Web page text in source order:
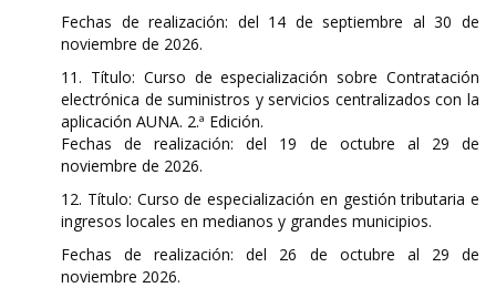
Fechas de realización: del 14 de septiembre al 30 de
noviembre de 2026.
11. Título: Curso de especialización sobre Contratación
electrónica de suministros y servicios centralizados con la
aplicación AUNA. 2.ª Edición.
Fechas de realización: del 19 de octubre al 29 de
noviembre de 2026.
12. Título: Curso de especialización en gestión tributaria e
ingresos locales en medianos y grandes municipios.
Fechas de realización: del 26 de octubre al 29 de
noviembre 2026.